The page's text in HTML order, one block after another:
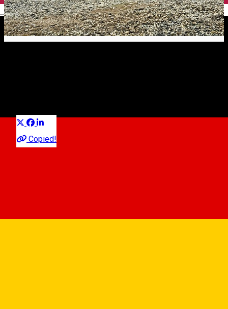
English
Copied!
Urmărește camerele web și vezi în timp real cum stă stratul
de zăpadă!
Păltiniș?